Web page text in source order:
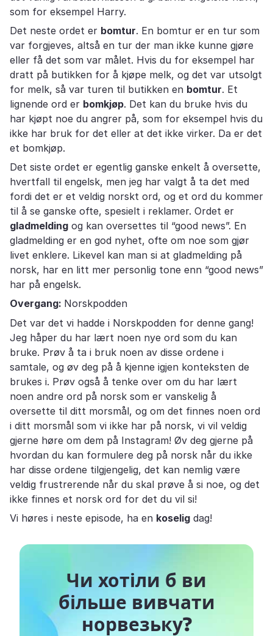
som for eksempel Harry.
Det neste ordet er bomtur. En bomtur er en tur som
var forgjeves, altså en tur der man ikke kunne gjøre
eller få det som var målet. Hvis du for eksempel har
dratt på butikken for å kjøpe melk, og det var utsolgt
for melk, så var turen til butikken en bomtur. Et
lignende ord er bomkjøp. Det kan du bruke hvis du
har kjøpt noe du angrer på, som for eksempel hvis du
ikke har bruk for det eller at det ikke virker. Da er det
et bomkjøp.
Det siste ordet er egentlig ganske enkelt å oversette,
hvertfall til engelsk, men jeg har valgt å ta det med
fordi det er et veldig norskt ord, og et ord du kommer
til å se ganske ofte, spesielt i reklamer. Ordet er
gladmelding og kan oversettes til “good news”. En
gladmelding er en god nyhet, ofte om noe som gjør
livet enklere. Likevel kan man si at gladmelding på
norsk, har en litt mer personlig tone enn “good news”
har på engelsk.
Overgang: Norskpodden
Det var det vi hadde i Norskpodden for denne gang!
Jeg håper du har lært noen nye ord som du kan
bruke. Prøv å ta i bruk noen av disse ordene i
samtale, og øv deg på å kjenne igjen konteksten de
brukes i. Prøv også å tenke over om du har lært
noen andre ord på norsk som er vanskelig å
oversette til ditt morsmål, og om det finnes noen ord
i ditt morsmål som vi ikke har på norsk, vi vil veldig
gjerne høre om dem på Instagram! Øv deg gjerne på
hvordan du kan formulere deg på norsk når du ikke
har disse ordene tilgjengelig, det kan nemlig være
veldig frustrerende når du skal prøve å si noe, og det
ikke finnes et norsk ord for det du vil si!
Vi høres i neste episode, ha en koselig dag!
Чи хотіли б ви
більше вивчати
норвезьку?